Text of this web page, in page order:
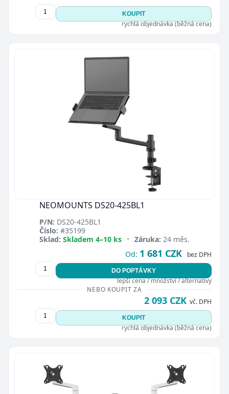
KOUPIT
rychlá objednávka (běžná cena)
NEOMOUNTS DS20-425BL1
P/N: DS20-425BL1
Číslo: #35199
Sklad: Skladem 4–10 ks • Záruka: 24 měs.
Od: 1 681 CZK bez DPH
DO POPTÁVKY
lepší cena / množství / alternativy
NEBO KOUPIT ZA
2 093 CZK vč. DPH
KOUPIT
rychlá objednávka (běžná cena)